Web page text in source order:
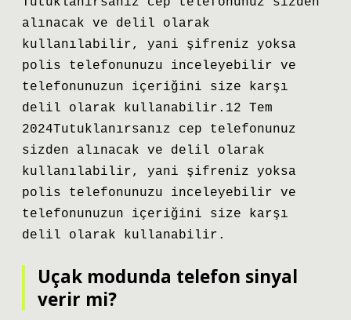
alınacak ve delil olarak
kullanılabilir, yani şifreniz yoksa
polis telefonunuzu inceleyebilir ve
telefonunuzun içeriğini size karşı
delil olarak kullanabilir.12 Tem
2024Tutuklanırsanız cep telefonunuz
sizden alınacak ve delil olarak
kullanılabilir, yani şifreniz yoksa
polis telefonunuzu inceleyebilir ve
telefonunuzun içeriğini size karşı
delil olarak kullanabilir.
Uçak modunda telefon sinyal
verir mi?